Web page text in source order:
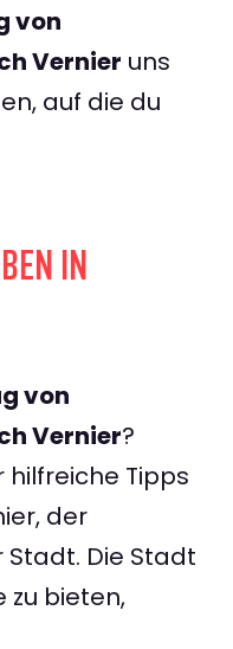
von
Vernier uns
auf die du
IN
von
Vernier?
hilfreiche Tipps
der
Die Stadt
zu bieten,